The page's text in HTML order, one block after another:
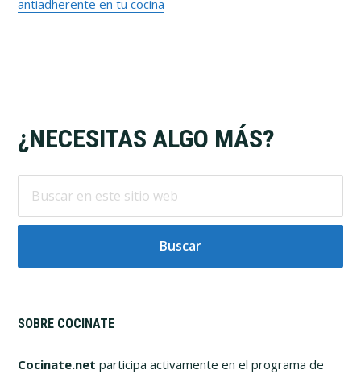
antiadherente en tu cocina
Footer
¿NECESITAS ALGO MÁS?
este
SOBRE COCINATE
Cocinate.net participa activamente en el programa de